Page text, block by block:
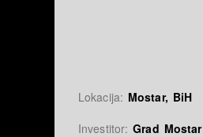
Lokacija: Mostar, BiH
Investitor:Grad Mostar